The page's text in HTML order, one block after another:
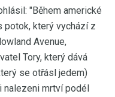
"Během americké
který vychází z
Avenue,
Tory, který dává
se otřásl jedem)
nalezeni mrtví podél